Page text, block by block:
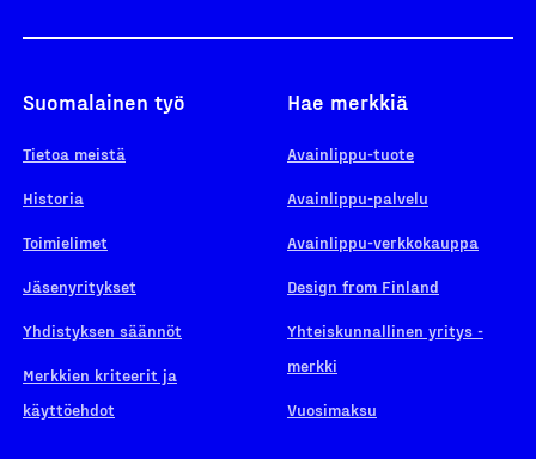
Suomalainen työ
Tietoa meistä
Historia
Toimielimet
Jäsenyritykset
Yhdistyksen säännöt
Merkkien kriteerit ja
käyttöehdot
Hae merkkiä
Avainlippu-tuote
Avainlippu-palvelu
Avainlippu-verkkokauppa
Design from Finland
Yhteiskunnallinen yritys -
merkki
Vuosimaksu